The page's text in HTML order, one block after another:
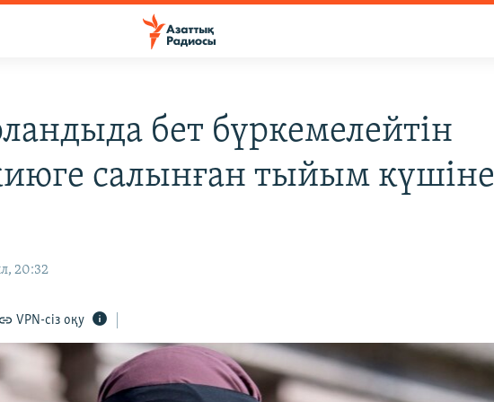
бет бүркемелейтін
салынған тыйым күшіне
20:32
VPN-сіз оқу